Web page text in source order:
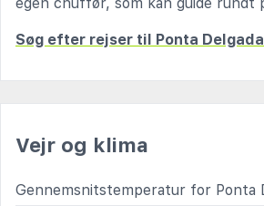
Søg efter rejser til Ponta Delgada
Vejr og klima
Gennemsnitstemperatur for Ponta